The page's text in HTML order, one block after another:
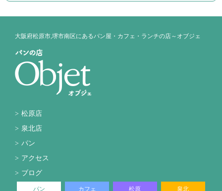
大阪府松原市,堺市南区にあるパン屋・カフェ・ランチの店～オブジェ
松原店
泉北店
パン
アクセス
ブログ
パン カフェ 松原 泉北